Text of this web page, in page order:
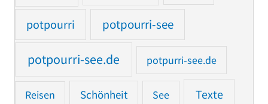
potpourri potpourri-see
potpourri-see.de potpurri-see.de
Reisen Schönheit See Texte